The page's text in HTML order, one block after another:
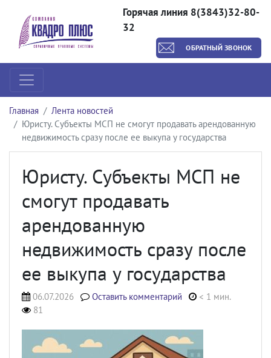
Горячая линия 8(3843)32-80-
32
ОБРАТНЫЙ ЗВОНОК
Главная
Лента новостей
Юристу. Субъекты МСП не смогут продавать арендованную
недвижимость сразу после ее выкупа у государства
Юристу. Субъекты МСП не
смогут продавать
арендованную
недвижимость сразу после
ее выкупа у государства
06.07.2026 Оставить комментарий
< 1 мин.
81